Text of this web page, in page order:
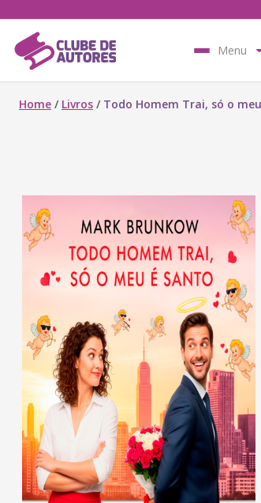
Menu
Home / Livros / Todo Homem Trai, só o